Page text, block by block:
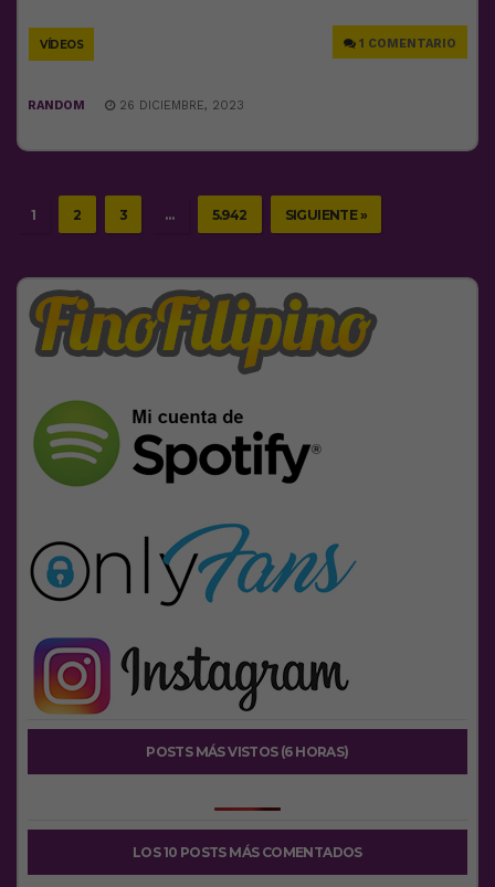
VÍDEOS 1 COMENTARIO
RANDOM 26 DICIEMBRE, 2023
1 2 3 … 5.942 SIGUIENTE »
POSTS MÁS VISTOS (6 HORAS)
LOS 10 POSTS MÁS COMENTADOS